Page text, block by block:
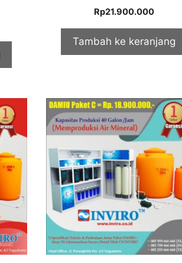
5.00
out of 5
Rp21.900.000
Tambah ke keranjang